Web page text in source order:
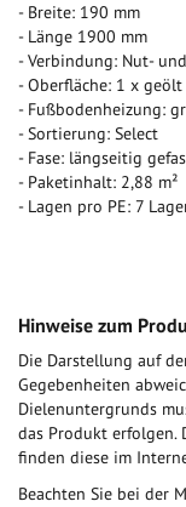
- Breite: 190 mm
- Länge 1900 mm
- Verbindung: Nut-
- Oberfläche: 1 x geölt
- Fußbodenheizung:
- Sortierung: Select
- Fase: längseitig
- Paketinhalt: 2,88 m²
- Lagen pro PE: 7
Hinweise zum
Die Darstellung auf
Gegebenheiten
Dielenuntergrunds
das Produkt erfolgen.
finden diese im
Beachten Sie bei der